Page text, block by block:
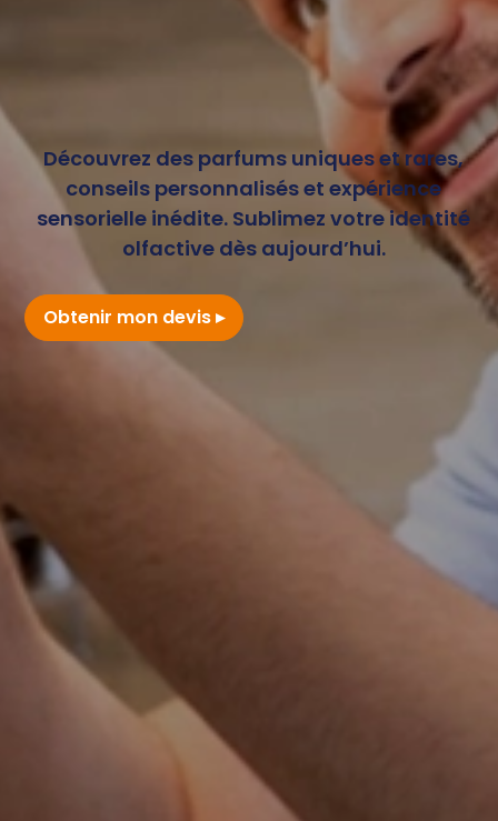
Découvrez des parfums uniques et rares,
conseils personnalisés et expérience
sensorielle inédite. Sublimez votre identité
olfactive dès aujourd’hui.
Obtenir mon devis